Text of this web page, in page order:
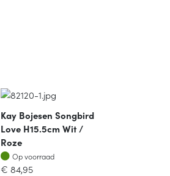
Kay Bojesen Songbird
Love H15.5cm Wit /
Roze
Op voorraad
Op voorraad
€ 84,95